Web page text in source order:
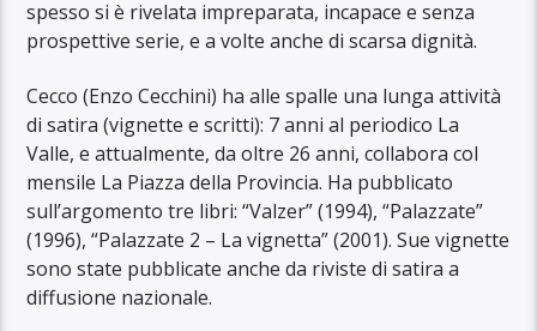
spesso si è rivelata impreparata, incapace e senza
prospettive serie, e a volte anche di scarsa dignità.
Cecco (Enzo Cecchini) ha alle spalle una lunga attività
di satira (vignette e scritti): 7 anni al periodico La
Valle, e attualmente, da oltre 26 anni, collabora col
mensile La Piazza della Provincia. Ha pubblicato
sull’argomento tre libri: “Valzer” (1994), “Palazzate”
(1996), “Palazzate 2 – La vignetta” (2001). Sue vignette
sono state pubblicate anche da riviste di satira a
diffusione nazionale.